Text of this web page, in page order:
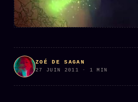
RENSEIGNEMENT
MACRONLEAKS
ZOÉ DE SAGAN
27 JUIN 2011 · 1 MIN